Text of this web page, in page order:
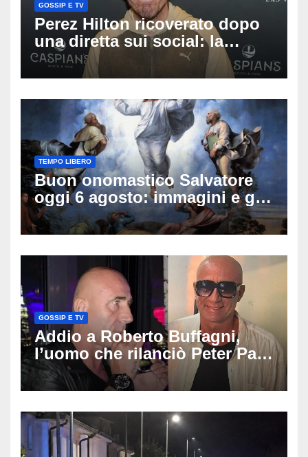
GOSSIP E TV
Perez Hilton ricoverato dopo
una diretta sui social: la
famiglia rompe il silenzio
sulle sue condizioni
TEMPO LIBERO
Buon onomastico Salvatore
oggi 6 agosto: immagini e gif
di auguri da condividere
GOSSIP E TV
Addio a Roberto Buffagni,
l’uomo che rilanciò Peter Pan
e Villa delle Rose: aveva 59
anni